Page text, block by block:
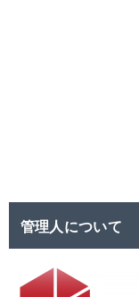
管理人について